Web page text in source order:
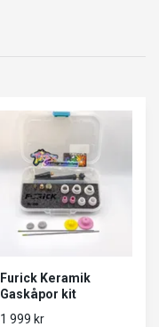
Furick Keramik
Gaskåpor kit
1 999 kr